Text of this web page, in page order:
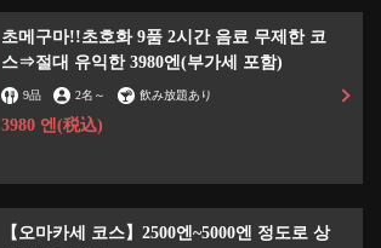
초메구마!!초호화 9품 2시간 음료 무제한 코
스⇒절대 유익한 3980엔(부가세 포함)
9品 2名 ～ 飲み放題あり
3980 엔(税込)
【오마카세 코스】2500엔~5000엔 정도로 상